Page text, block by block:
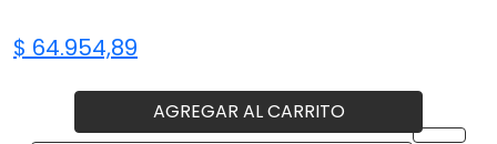
$ 64.954,89
AGREGAR AL CARRITO